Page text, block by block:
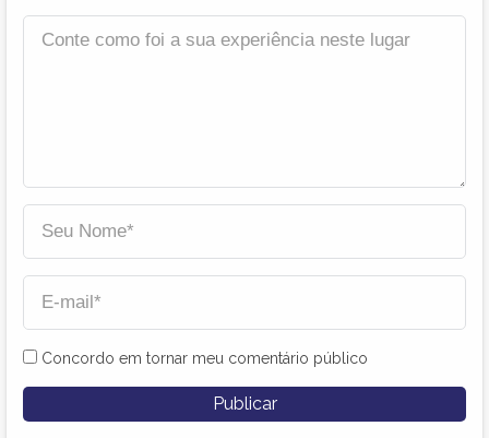
Concordo em tornar meu comentário público